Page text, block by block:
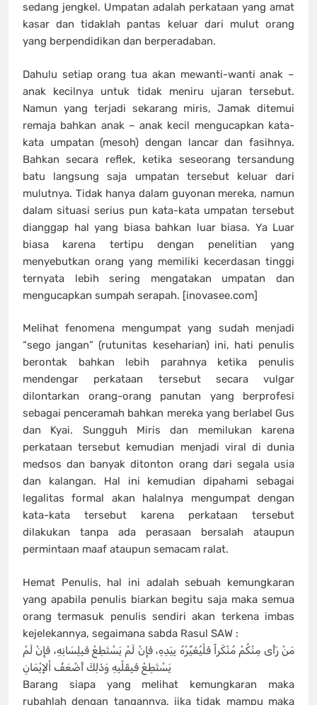
sedang jengkel. Umpatan adalah perkataan yang amat
kasar dan tidaklah pantas keluar dari mulut orang
yang berpendidikan dan berperadaban.
Dahulu setiap orang tua akan mewanti-wanti anak –
anak kecilnya untuk tidak meniru ujaran tersebut.
Namun yang terjadi sekarang miris, Jamak ditemui
remaja bahkan anak – anak kecil mengucapkan kata-
kata umpatan (mesoh) dengan lancar dan fasihnya.
Bahkan secara reflek, ketika seseorang tersandung
batu langsung saja umpatan tersebut keluar dari
mulutnya. Tidak hanya dalam guyonan mereka, namun
dalam situasi serius pun kata-kata umpatan tersebut
dianggap hal yang biasa bahkan luar biasa. Ya Luar
biasa karena tertipu dengan penelitian yang
menyebutkan orang yang memiliki kecerdasan tinggi
ternyata lebih sering mengatakan umpatan dan
mengucapkan sumpah serapah. [inovasee.com]
Melihat fenomena mengumpat yang sudah menjadi
“sego jangan” (rutunitas keseharian) ini, hati penulis
berontak bahkan lebih parahnya ketika penulis
mendengar perkataan tersebut secara vulgar
dilontarkan orang-orang panutan yang berprofesi
sebagai penceramah bahkan mereka yang berlabel Gus
dan Kyai. Sungguh Miris dan memilukan karena
perkataan tersebut kemudian menjadi viral di dunia
medsos dan banyak ditonton orang dari segala usia
dan kalangan. Hal ini kemudian dipahami sebagai
legalitas formal akan halalnya mengumpat dengan
kata-kata tersebut karena perkataan tersebut
dilakukan tanpa ada perasaan bersalah ataupun
permintaan maaf ataupun semacam ralat.
Hemat Penulis, hal ini adalah sebuah kemungkaran
yang apabila penulis biarkan begitu saja maka semua
orang termasuk penulis sendiri akan terkena imbas
kejelekannya, segaimana sabda Rasul SAW :
مَنْ رَأَى مِنْكُمْ مُنْكَراً فَلْيُغَيِّرْهُ بِيَدِهِ، فَإِنْ لَمْ يَسْتَطِعْ فَبِلِسَانِهِ، فَإِنْ لَمْ
يَسْتَطِعْ فَبِقَلْبِهِ وَذَلِكَ أَضْعَفُ اْلإِيْمَانِ
Barang siapa yang melihat kemungkaran maka
rubahlah dengan tangannya, jika tidak mampu maka